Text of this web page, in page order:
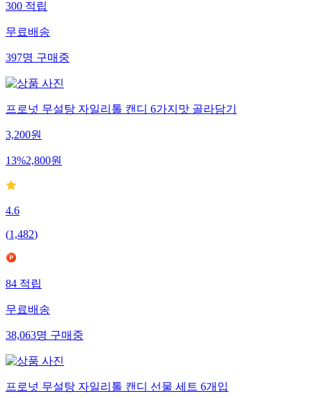
300적립
무료배송
397명구매중
프로넛 무설탕 자일리톨 캔디 6가지맛 골라담기
3,200원
13%2,800원
4.6
(1,482)
84적립
무료배송
38,063명구매중
프로넛 무설탕 자일리톨 캔디 선물 세트 6개입